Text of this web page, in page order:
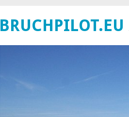
BRUCHPILOT.EU